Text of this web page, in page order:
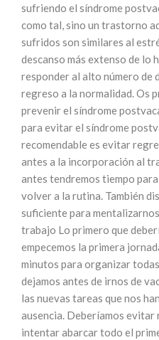
sufriendo el síndrome
como tal, sino un trastorno
sufridos son similares al
descanso más extenso de lo
responder al alto número de
regreso a la normalidad. Os
prevenir el síndrome
para evitar el síndrome
recomendable es evitar
antes a la incorporación al
antes tendremos tiempo
volver a la rutina. También
suficiente para
trabajo Lo primero que
empecemos la primera
minutos para organizar
dejamos antes de irnos de
las nuevas tareas que nos
ausencia. Deberíamos
intentar abarcar todo el